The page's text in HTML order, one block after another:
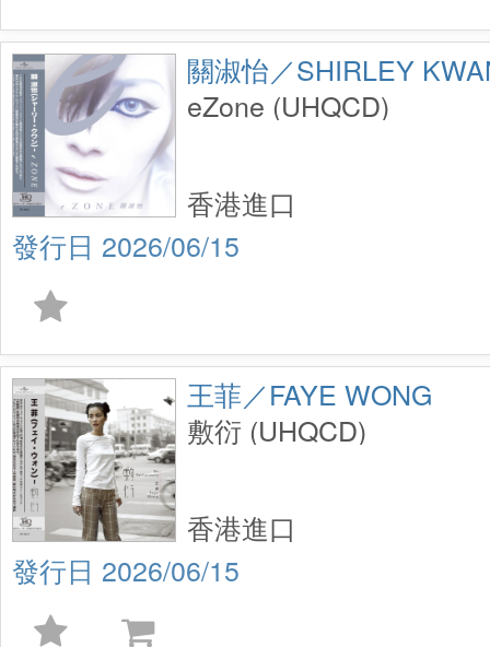
關淑怡／SHIRLEY
eZone (UHQCD)
2026/06/15
香港進口
王菲／FAYE WONG
敷衍 (UHQCD)
2026/06/15
香港進口